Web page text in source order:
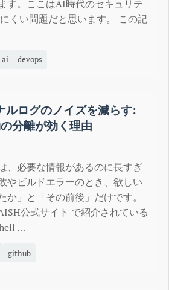
す。ここはAI時代のセキュリテ
くい問題だと思います。 この記
ai devops
ルログのノイズを減らす:
分離が効く理由
、必要な情報があるのに長すぎ
やビルドエラーのとき、欲しい
か」と「その前後」だけです。
公式サイト で紹介されている
…
github